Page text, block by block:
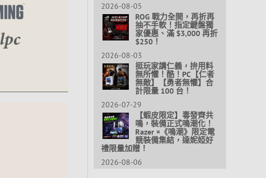
2026-08-05
ROG 戰力全開，再折再
抽不手軟！指定鍵盤獨
家優惠、滿 $3,000 再折
$250！
2026-08-03
挺玩家講仁義，拚用料
無所懼！酷！PC【仁者
無敵】【勇者無懼】合
計限量 100 台！
2026-07-29
【蝦皮限定】毒發齊共
鳴，裝備正式鳴潮化！
Razer ×《鳴潮》限定電
競裝備集結，達妮婭好
禮限量加贈！
2026-08-06